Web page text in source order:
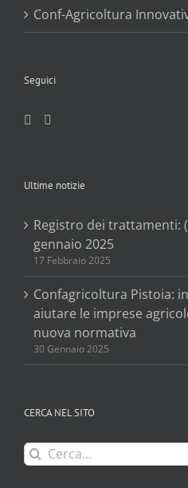
Conf-Agricoltura
Seguici
Ultime notizie
Registro dei trattamenti:
gennaio 2025
17 Febbraio 2025
Confagricoltura Pistoia:
aiutare le imprese
nuova normativa
30 Gennaio 2025
CERCA NEL SITO
Cerca
per: